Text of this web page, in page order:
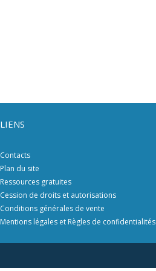
LIENS
Contacts
Plan du site
Ressources gratuites
Cession de droits et autorisations
Conditions générales de vente
Mentions légales et Règles de confidentialités